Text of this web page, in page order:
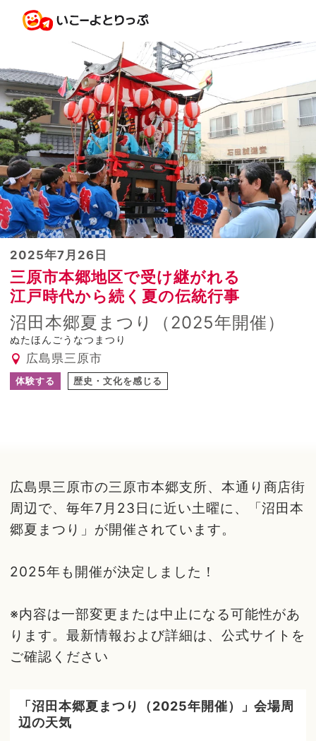
2025年7月26日
三原市本郷地区で受け継がれる
江戸時代から続く夏の伝統行事
沼田本郷夏まつり（2025年開催）
ぬたほんごうなつまつり
広島県三原市
体験する 歴史・文化を感じる
広島県三原市の三原市本郷支所、本通り商店街
周辺で、毎年7月23日に近い土曜に、「沼田本
郷夏まつり」が開催されています。
2025年も開催が決定しました！
※内容は一部変更または中止になる可能性があ
ります。最新情報および詳細は、公式サイトを
ご確認ください
「沼田本郷夏まつり（2025年開催）」会場周
辺の天気